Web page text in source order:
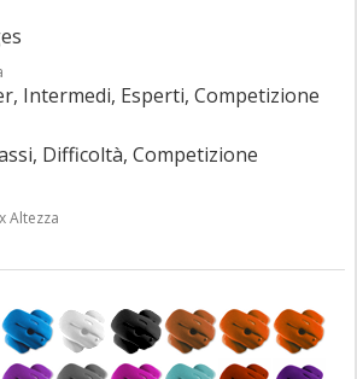
Intermedi, Esperti, Competizione
Difficoltà, Competizione
Altezza